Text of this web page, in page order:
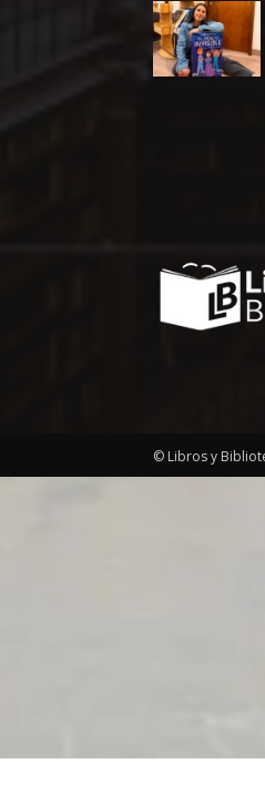
© Libros y